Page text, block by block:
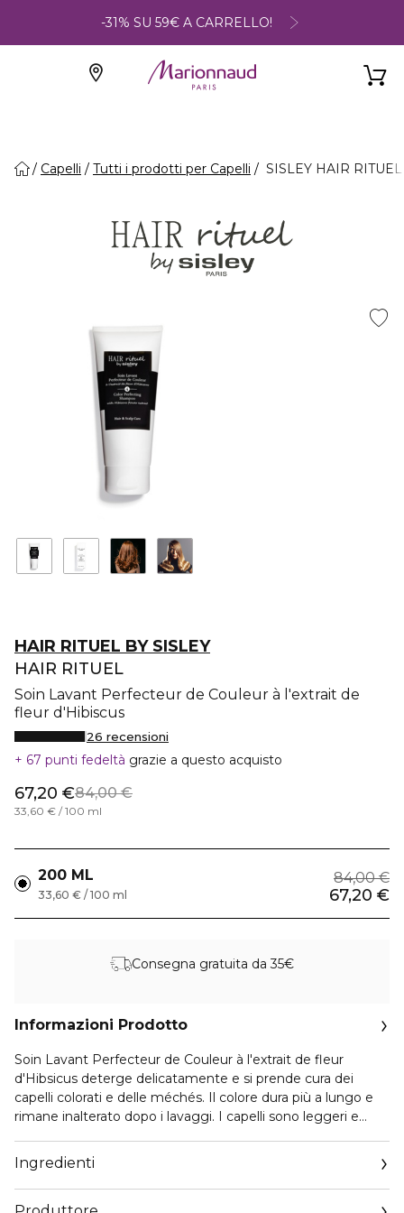
-31% SU 59€ A CARRELLO!
Capelli Tutti i prodotti per Capelli SISLEY HAIR
HAIR RITUEL BY SISLEY
HAIR RITUEL
Soin Lavant Perfecteur de Couleur à l'extrait de
fleur d'Hibiscus
26 recensioni
67 punti fedeltà grazie a questo acquisto
67,20 €84,00 €
33,60 € / 100 ml
200 ML 84,00 €
67,20 €
33,60 € / 100 ml
Consegna gratuita da 35€
Informazioni Prodotto
Soin Lavant Perfecteur de Couleur à l'extrait de fleur
d'Hibsicus deterge delicatamente e si prende cura dei
capelli colorati e delle méchés. Il colore dura più a lungo e
rimane inalterato dopo i lavaggi. I capelli sono leggeri e
Profumo fresco dal cuore attivo di origine naturale. La
texture fluida perlata si trasforma in mousse fine e ricca a
Ingredienti